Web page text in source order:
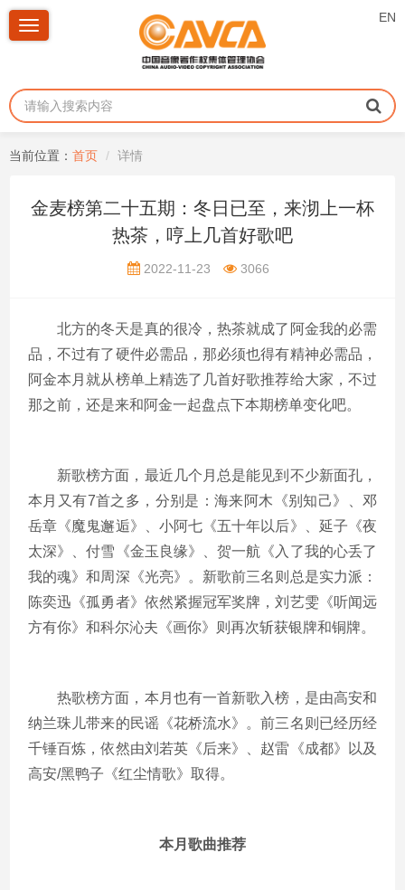
EN
Toggle
当前位置： 首页 详情
金麦榜第二十五期：冬日已至，来沏上一杯
热茶，哼上几首好歌吧
2022-11-23 3066
北方的冬天是真的很冷，热茶就成了阿金我的必需
品，不过有了硬件必需品，那必须也得有精神必需品，
阿金本月就从榜单上精选了几首好歌推荐给大家，不过
那之前，还是来和阿金一起盘点下本期榜单变化吧。
新歌榜方面，最近几个月总是能见到不少新面孔，
本月又有7首之多，分别是：海来阿木《别知己》、邓
岳章《魔鬼邂逅》、小阿七《五十年以后》、延子《夜
太深》、付雪《金玉良缘》、贺一航《入了我的心丢了
我的魂》和周深《光亮》。新歌前三名则总是实力派：
陈奕迅《孤勇者》依然紧握冠军奖牌，刘艺雯《听闻远
方有你》和科尔沁夫《画你》则再次斩获银牌和铜牌。
热歌榜方面，本月也有一首新歌入榜，是由高安和
纳兰珠儿带来的民谣《花桥流水》。前三名则已经历经
千锤百炼，依然由刘若英《后来》、赵雷《成都》以及
高安/黑鸭子《红尘情歌》取得。
本月歌曲推荐